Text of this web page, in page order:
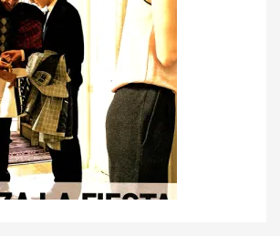
alvaro@alvarocastro.com